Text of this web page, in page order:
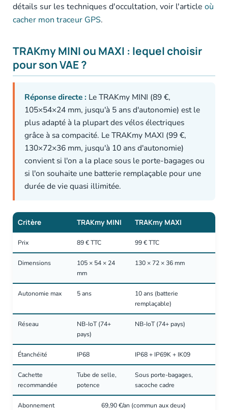
détails sur les techniques d'occultation, voir l'article où
cacher mon traceur GPS.
TRAKmy MINI ou MAXI : lequel choisir
pour son VAE ?
Réponse directe : Le TRAKmy MINI (89 €,
105×54×24 mm, jusqu'à 5 ans d'autonomie) est le
plus adapté à la plupart des vélos électriques
grâce à sa compacité. Le TRAKmy MAXI (99 €,
130×72×36 mm, jusqu'à 10 ans d'autonomie)
convient si l'on a la place sous le porte-bagages ou
si l'on souhaite une batterie remplaçable pour une
durée de vie quasi illimitée.
Critère TRAKmy MINI TRAKmy MAXI
Prix 89 € TTC 99 € TTC
Dimensions
105 × 54 × 24
mm
130 × 72 × 36 mm
Autonomie max 5 ans
10 ans (batterie
remplaçable)
Réseau
NB-IoT (74+
pays)
NB-IoT (74+ pays)
Étanchéité IP68 IP68 + IP69K + IK09
Cachette
recommandée
Tube de selle,
potence
Sous porte-bagages,
sacoche cadre
Abonnement 69,90 €/an (commun aux deux)